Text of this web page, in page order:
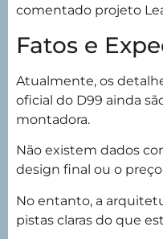
comentado projeto
Fatos e
Atualmente, os
oficial do D99 ainda
montadora.
Não existem dados
design final ou o
No entanto, a
pistas claras do que